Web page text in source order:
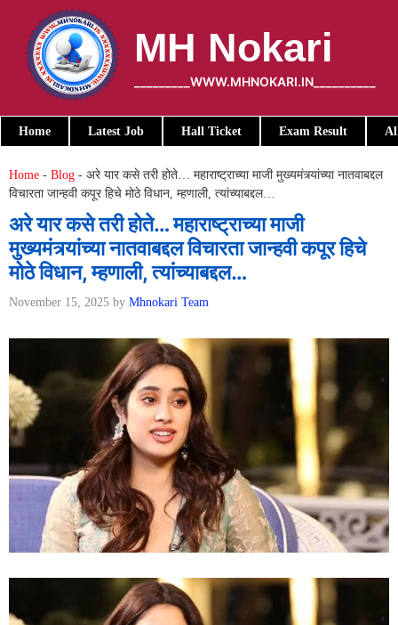
content
MH Nokari
_________WWW.MHNOKARI.IN__________
Home Latest Job Hall Ticket Exam Result
Home - Blog - अरे यार कसे तरी होते… महाराष्ट्राच्या माजी मुख्यमंत्र्यांच्या नातवाबद्दल
विचारता जान्हवी कपूर हिचे मोठे विधान, म्हणाली, त्यांच्याबद्दल…
अरे यार कसे तरी होते… महाराष्ट्राच्या माजी
मुख्यमंत्र्यांच्या नातवाबद्दल विचारता जान्हवी कपूर हिचे
मोठे विधान, म्हणाली, त्यांच्याबद्दल…
November 15, 2025 by Mhnokari Team